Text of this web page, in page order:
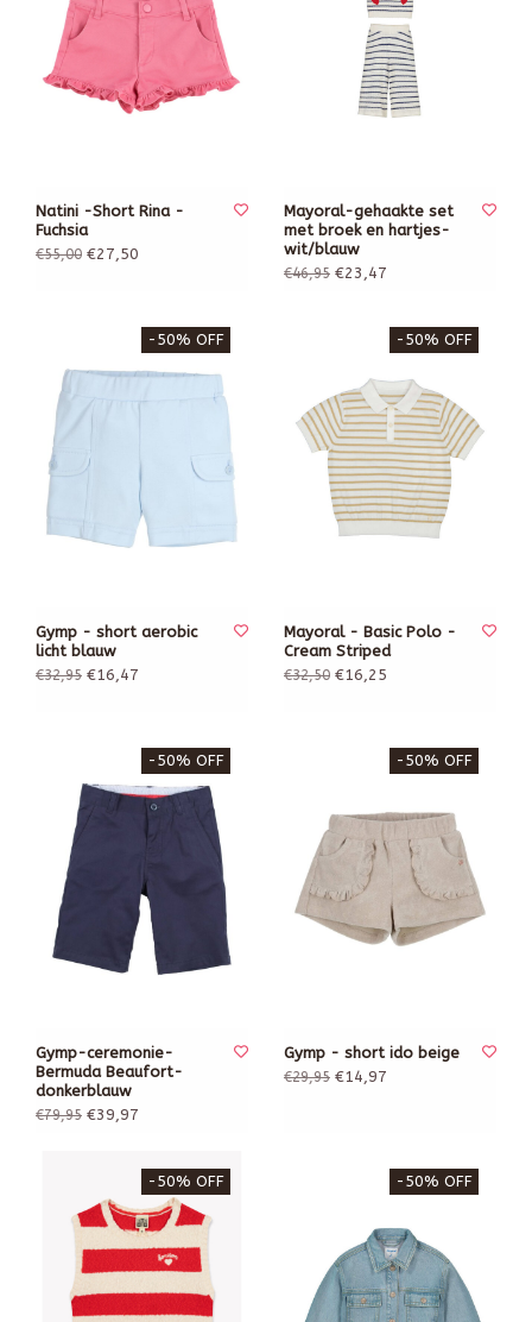
Natini -Short Rina -
Fuchsia
€55,00 €27,50
Mayoral-gehaakte set
met broek en hartjes-
wit/blauw
€46,95 €23,47
-50% OFF
Gymp - short aerobic
licht blauw
€32,95 €16,47
-50% OFF
Mayoral - Basic Polo -
Cream Striped
€32,50 €16,25
-50% OFF
Gymp-ceremonie-
Bermuda Beaufort-
donkerblauw
€79,95 €39,97
-50% OFF
Gymp - short ido beige
€29,95 €14,97
-50% OFF -50% OFF